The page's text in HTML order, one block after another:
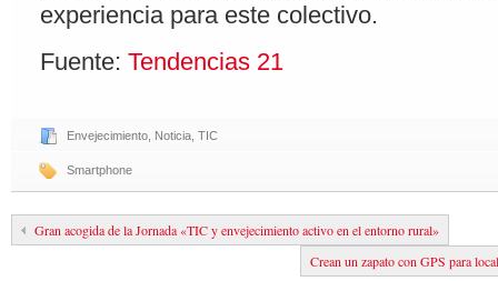
experiencia para este colectivo.
Fuente: Tendencias 21
Envejecimiento Noticia TIC
Smartphone
Gran acogida de la Jornada «TIC y envejecimiento activo en el entorno rural»
Crean un zapato con GPS para